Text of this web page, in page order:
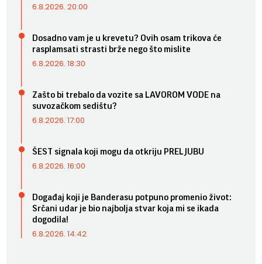
6.8.2026. 20:00
Dosadno vam je u krevetu? Ovih osam trikova će
rasplamsati strasti brže nego što mislite
6.8.2026. 18:30
Zašto bi trebalo da vozite sa LAVOROM VODE na
suvozačkom sedištu?
6.8.2026. 17:00
ŠEST signala koji mogu da otkriju PRELJUBU
6.8.2026. 16:00
Događaj koji je Banderasu potpuno promenio život:
Srčani udar je bio najbolja stvar koja mi se ikada
dogodila!
6.8.2026. 14:42